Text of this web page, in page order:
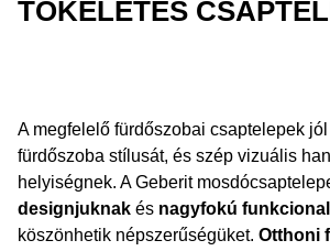
TÖKÉLETES
A megfelelő fürdőszobai csaptelepek
fürdőszoba stílusát, és szép vizuális
helyiségnek. A Geberit
designjuknak és nagyfokú
köszönhetik népszerűségüket. Otthoni